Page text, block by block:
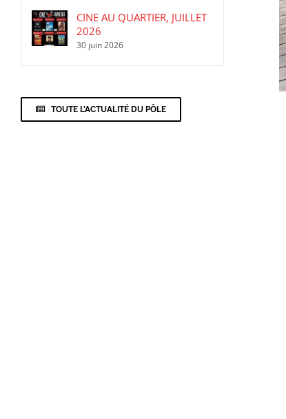
CINE AU QUARTIER, JUILLET
2026
30 juin 2026
TOUTE L’ACTUALITÉ DU PÔLE